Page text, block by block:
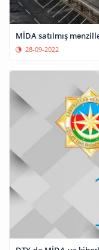
MİDA satılmış
28-09-2022